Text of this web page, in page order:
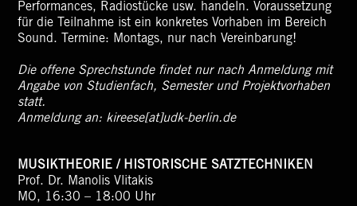
Performances, Radiostücke usw. handeln. Voraussetzung
für die Teilnahme ist ein konkretes Vorhaben im Bereich
Sound. Termine: Montags, nur nach Vereinbarung!
Die offene Sprechstunde findet nur nach Anmeldung mit
Angabe von Studienfach, Semester und Projektvorhaben
statt.
Anmeldung an: kireese[at]udk-berlin.de
MUSIKTHEORIE / HISTORISCHE SATZTECHNIKEN
Prof. Dr. Manolis Vlitakis
MO, 16:30 – 18:00 Uhr